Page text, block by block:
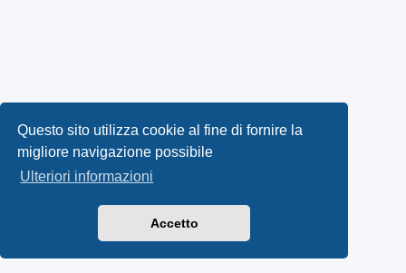
Questo sito utilizza cookie al fine di fornire la
migliore navigazione possibile
Ulteriori informazioni
Accetto